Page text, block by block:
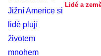
Lidé a